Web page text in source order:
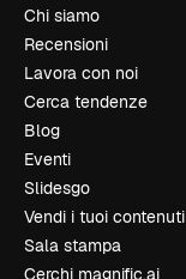
Chi siamo
Recensioni
Lavora con noi
Cerca tendenze
Blog
Eventi
Slidesgo
Vendi i tuoi contenuti
Sala stampa
Cerchi magnific.ai